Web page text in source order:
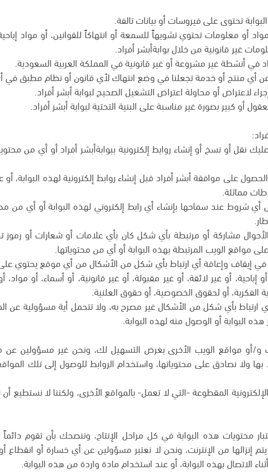
تحتوى على فيروسات أو بيانات تالفة.
أو معلومات تحتوي تشويهاً للسمعة أو انتهاكاً للقوانين، أو مواد
غير قانونية من خلال بوابةأبشر أفراد.
في أنشطة غير مشروعة أو غير قانونية في المملكة العربية السعودية.
عن أي منتج أو خدمة تجعلنا في وضع انتهاك لأي قانون أو نظام مطبق
لاعتراض أو محاولة اعتراض التشغيل الصحيح لبوابة أبشر أفراد.
أو كبير بصورة غير مناسبة على البنية التحتية لبوابة أبشر أفراد.
عليك نقل أو نسخ أو إنشاء روابط إلكترونية ببوابةأبشر أفراد أو أي من
على موافقة أبشر أفراد قبل إنشاء روابط إلكترونية لهذه البوابة،
مماثلة.
شروط عند سماحها بإنشاء أي رابط إلكتروني لهذه البوابة أو أي من
مشاركة أو مرتبطة بأي شكل كان بأي علامات أو شعارات أو رموز
الويب المرتبطة بهذه البوابة أو أي من محتوياتها.
في إيقاف وإعاقة أي ارتباط بأي شكل من الأشكال من أي موقع يحتوي
إباحية، أو غير لائقة، أو غير مقبولة، أو غير قانونية، أو أسماء، أو
الفكرية، أو لحقوق الخصوصية، أو حقوق العلنية.
ارتباط بأي شكل من الأشكال غير مصرح به، ولا تتحمل أية مسؤولية عن
البوابة أو الوصول منه لهذه البوابة.
و/أو مواقع الويب الأخرى بغرض التسهيل لك، ونحن غير مسؤولين
بها ولا نصادق على محتوياتها، واستخدام الروابط للوصول إلى تلك
المقطوعة -التي لا تعمل- بالمواقع الأخرى، ولكننا لا نستطيع
محتويات هذه البوابة في كل مراحل الإنتاج، وننصحك بأن تقوم
إنزالها من الإنترنت، ونحن لا نعتبر مسؤولين عن أي خسارة أو انقطاع
الاتصال بهذه البوابة، أو عند استخدام مادة واردة من هذه البوابة.